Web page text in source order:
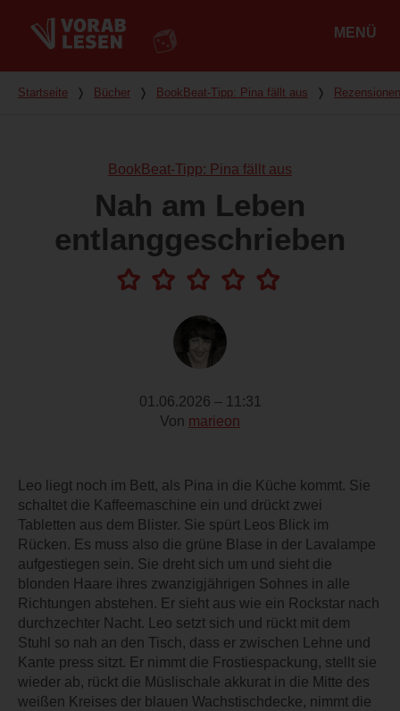
MENÜ
Du bist hier
Startseite ❭ Bücher ❭ BookBeat-Tipp: Pina fällt aus ❭ Rezensionen
BookBeat-Tipp: Pina fällt aus
Nah am Leben
entlanggeschrieben
01.06.2026 – 11:31
Von marieon
Leo liegt noch im Bett, als Pina in die Küche kommt. Sie
schaltet die Kaffeemaschine ein und drückt zwei
Tabletten aus dem Blister. Sie spürt Leos Blick im
Rücken. Es muss also die grüne Blase in der Lavalampe
aufgestiegen sein. Sie dreht sich um und sieht die
blonden Haare ihres zwanzigjährigen Sohnes in alle
Richtungen abstehen. Er sieht aus wie ein Rockstar nach
durchzechter Nacht. Leo setzt sich und rückt mit dem
Stuhl so nah an den Tisch, dass er zwischen Lehne und
Kante press sitzt. Er nimmt die Frostiespackung, stellt sie
wieder ab, rückt die Müslischale akkurat in die Mitte des
weißen Kreises der blauen Wachstischdecke, nimmt die